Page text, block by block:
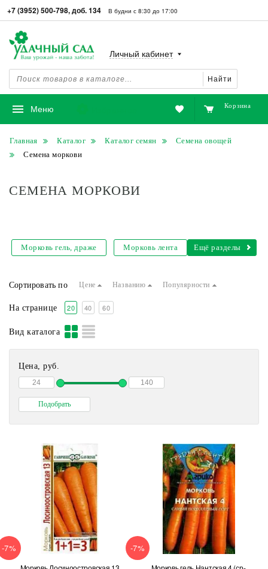
+7 (3952) 500-798, доб. 134 В будни с 8:30 до 17:00
Найти
Личный кабинет
Меню Корзина
Главная Каталог Каталог семян
Семена овощей
Семена моркови
СЕМЕНА МОРКОВИ
Морковь гель, драже Морковь лента Ещё разделы
Сортировать по Цене Названию Популярности
На странице 20 40 60
Вид каталога
Цена, руб.
-7% -7%